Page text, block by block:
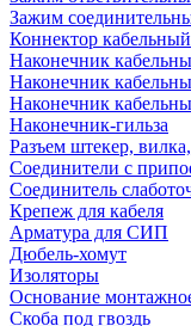
Зажим
Коннектор кабельный
Наконечник
Наконечник
Наконечник
Наконечник-гильза
Разъем штекер,
Соединители с
Соединитель
Крепеж для кабеля
Арматура для СИП
Дюбель-хомут
Изоляторы
Основание
Скоба под гвоздь